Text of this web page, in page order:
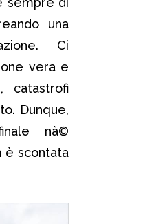
una
Ci
vera e
catastrofi
Dunque,
nà©
è scontata